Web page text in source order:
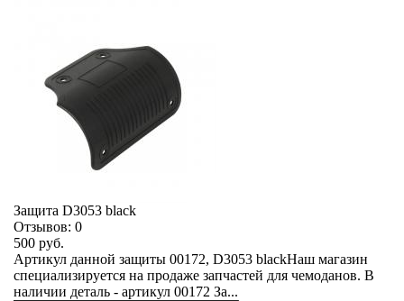
Защита D3053 black
Отзывов: 0
500 руб.
Артикул данной защиты 00172, D3053 blackНаш магазин
специализируется на продаже запчастей для чемоданов. В
наличии деталь - артикул 00172 За...